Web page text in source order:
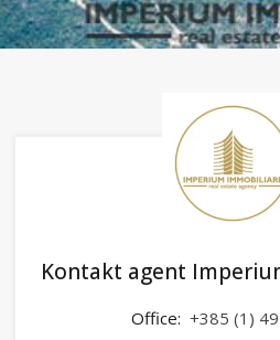
Kontakt agent
Office: +385 (1)